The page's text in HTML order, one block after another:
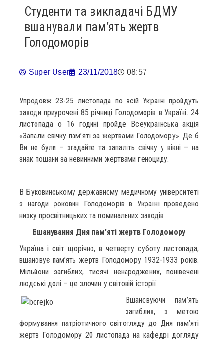
Студенти та викладачі БДМУ
вшанували пам’ять жертв
Голодоморів
Super User 23/11/2018 08:57
Упродовж 23-25 листопада по всій Україні пройдуть
заходи приурочені 85 річниці Голодоморів в Україні. 24
листопада о 16 годині пройде Всеукраїнська акція
«Запали свічку пам’яті за жертвами Голодомору». Де б
Ви не були – згадайте та запаліть свічку у вікні – на
знак пошани за невинними жертвами геноциду.
В Буковинському державному медичному університеті
з нагоди роковин Голодоморів в Україні проведено
низку просвітницьких та поминальних заходів.
Вшанування Дня пам’яті жертв Голодомору
Україна і світ щорічно, в четверту суботу листопада,
вшановує пам’ять жертв Голодомору 1932-1933 років.
Мільйони загиблих, тисячі ненароджених, понівечені
людські долі – це злочин у світовій історії.
Вшановуючи пам’ять
загиблих, з метою
формування патріотичного світогляду до Дня пам’яті
жертв Голодомору 20 листопада на кафедрі догляду